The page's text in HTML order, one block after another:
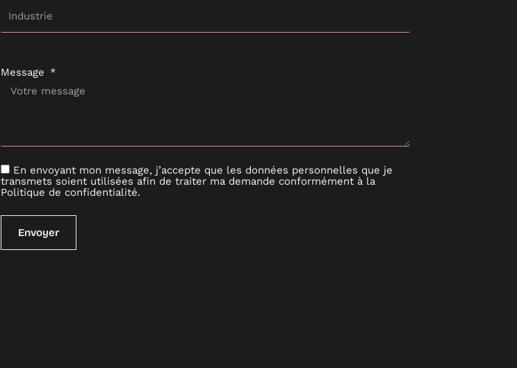
Message
En envoyant mon message, j’accepte que les données personnelles que je
transmets soient utilisées afin de traiter ma demande conformément à la
Politique de confidentialité.
Envoyer